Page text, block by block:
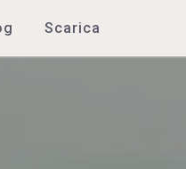
Scarica